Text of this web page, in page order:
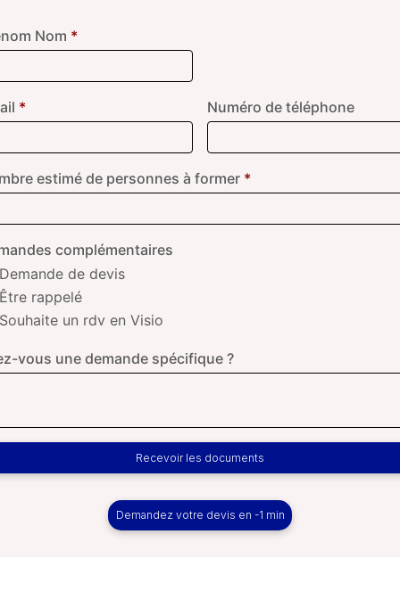
Nom *
* Numéro de téléphone
estimé de personnes à former *
complémentaires
Demande de devis
Être rappelé
Souhaite un rdv en Visio
vous une demande spécifique ?
Recevoir les documents
Demandez votre devis en -1 min